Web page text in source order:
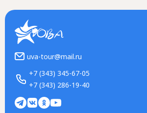
uva-tour@mail.ru
+7 (343) 345-67-05
+7 (343) 286-19-40